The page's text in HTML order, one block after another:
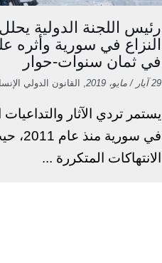
رئيس اللجنة الدولية
النزاع في سورية وأثره
في ثمان سنوات-حوار
29 آيار / مايو، 2019 , القانون الدولي
يستمر تردي الآثار والتداعيات
في سورية
الانتهاكات المتكررة ...